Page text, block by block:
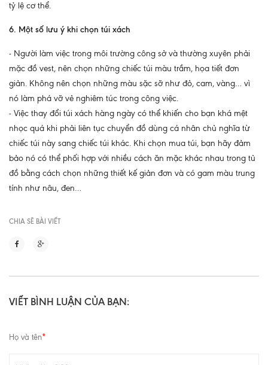
tỷ lệ cơ thể.
6. Một số lưu ý khi chọn túi xách
- Người làm việc trong môi trường công sở và thường xuyên phải
mặc đồ vest, nên chọn những chiếc túi màu trầm, họa tiết đơn
giản. Không nên chọn những màu sặc sỡ như đỏ, cam, vàng… vì
nó làm phá vỡ vẻ nghiêm túc trong công việc.
- Việc thay đổi túi xách hàng ngày có thể khiến cho bạn khá mệt
nhọc quá khi phải liên tục chuyển đồ dùng cá nhân chủ nghĩa từ
chiếc túi này sang chiếc túi khác. Khi chọn mua túi, bạn hãy đảm
bảo nó có thể phối hợp với nhiều cách ăn mặc khác nhau trong tủ
đồ bằng cách chọn những thiết kế giản đơn và có gam màu trung
tính như nâu, đen…
CHIA SẼ BÀI VIẾT
VIẾT BÌNH LUẬN CỦA BẠN:
Họ và tên*